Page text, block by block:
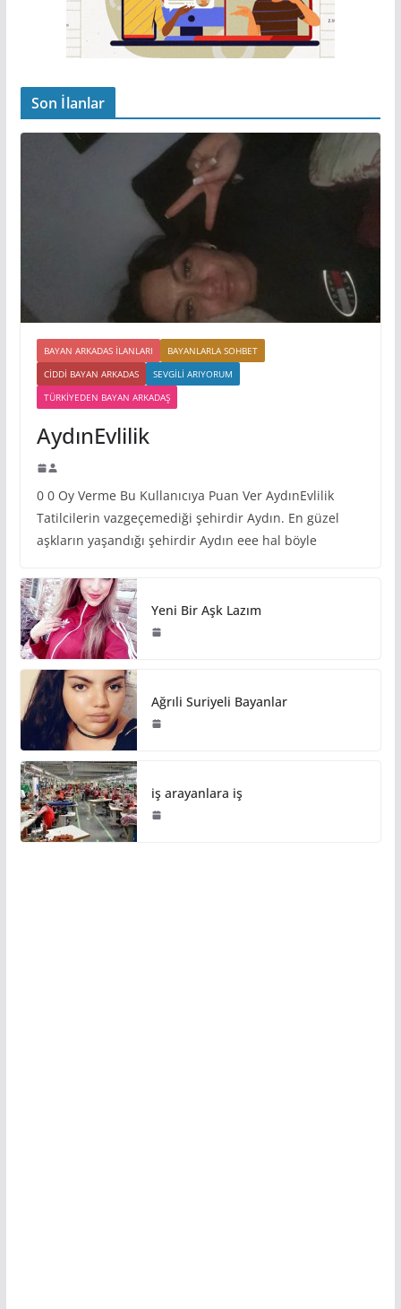
Son İlanlar
BAYAN ARKADAS ILANLARI
BAYANLARLA SOHBET
CIDDI BAYAN ARKADAS
SEVGILI ARIYORUM
TÜRKIYEDEN BAYAN ARKADAŞ
AydınEvlilik
0 0 Oy Verme Bu Kullanıcıya Puan Ver AydınEvlilik
Tatilcilerin vazgeçemediği şehirdir Aydın. En güzel
aşkların yaşandığı şehirdir Aydın eee hal böyle
Yeni Bir Aşk Lazım
Ağrıli Suriyeli Bayanlar
iş arayanlara iş